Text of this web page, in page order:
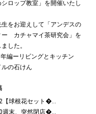
ロップ教室」を開催いたし
をお迎えして「アンデスの
ー カチャマイ茶研究会」を
した。
編ーリビングとキッチン
の石けん
【球根花セット�...
週末、突然閉店�...